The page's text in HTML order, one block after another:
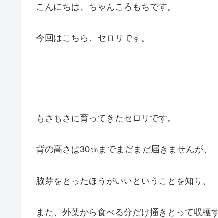
こんにちは、ちゃんころもちです。
今回はこちら、セロリです。
もさもさに育ってきたセロリです。
背の高さは30㎝までまだまだ届きませんが、
脇芽をとったほうがいいということを知り、
また、外葉から食べる分だけ掻きとって収穫